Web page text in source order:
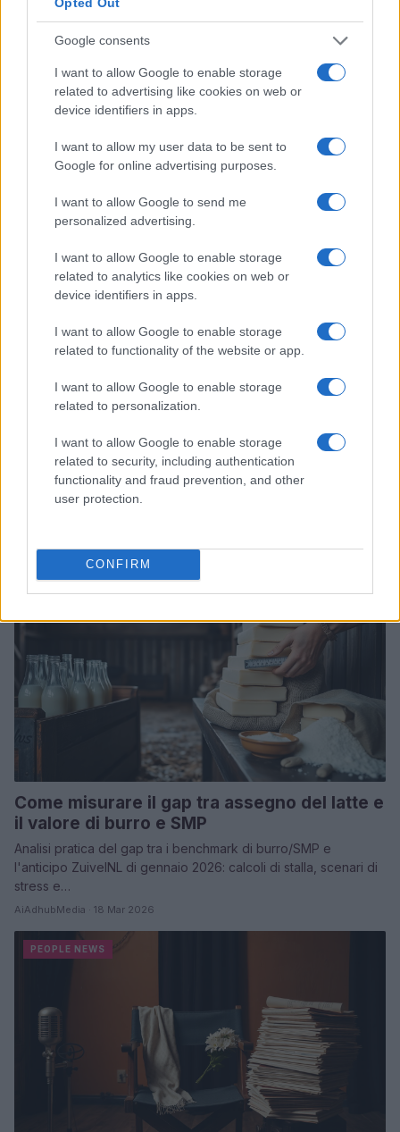
Google consents
I want to allow Google to enable storage
related to advertising like cookies on web or
device identifiers in apps.
I want to allow my user data to be sent to
Google for online advertising purposes.
I want to allow Google to send me
personalized advertising.
I want to allow Google to enable storage
related to analytics like cookies on web or
device identifiers in apps.
I want to allow Google to enable storage
related to functionality of the website or app.
I want to allow Google to enable storage
related to personalization.
I want to allow Google to enable storage
related to security, including authentication
functionality and fraud prevention, and other
user protection.
CONFIRM
La vita e la carriera di Enrica Bonaccorti: dal
teatro alla tv
alle trasmissioni che hanno segnato un'epoca
AiAdhubMedia · 18 Mar 2026
PEOPLE NEWS
presunti ritocchini: fra maternità e cura del
corpo
Francesca Sofia Novello affronta sui social le insinuazioni sui
presunti ritocchini pubblicando una riflessione sulla cura di sé,
AiAdhubMedia · 18 Mar 2026
Come misurare il gap tra assegno del latte e
il valore di burro e SMP
Analisi pratica del gap tra i benchmark di burro/SMP e
l'anticipo ZuivelNL di gennaio 2026: calcoli di stalla, scenari di
stress e…
AiAdhubMedia · 18 Mar 2026
PEOPLE NEWS